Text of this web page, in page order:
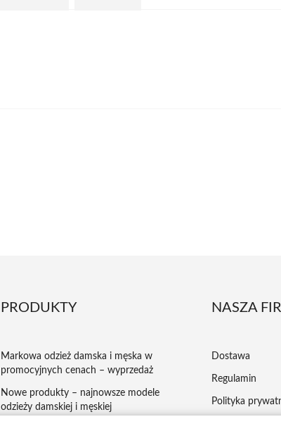
PRODUKTY
Markowa odzież damska i męska w
promocyjnych cenach – wyprzedaż
Nowe produkty – najnowsze modele
odzieży damskiej i męskiej
NASZA
Dostawa
Regulamin
Polityka